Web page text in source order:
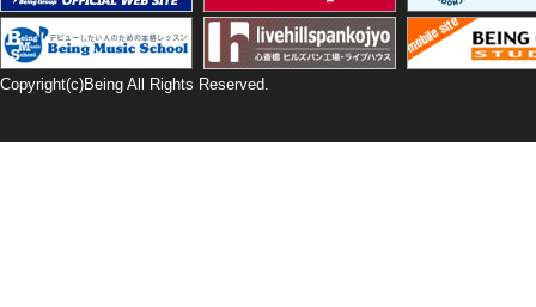
Copyright(c)Being All Rights Reserved.